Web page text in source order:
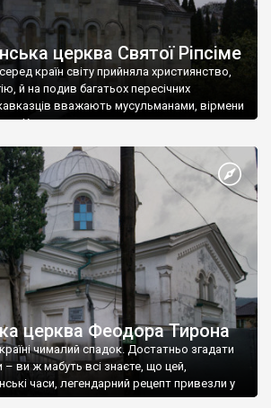
церква Святої Ріпсіме
країн світу прийняла християнство,
й на подив багатьох пересічних
кавказців вважають мусульманами, вірмени
Христа
церква Феодора Тирона
чималий спадок. Достатньо згадати
– ви ж мабуть всі знаєте, що цей,
часи, легендарний рецепт привезли у